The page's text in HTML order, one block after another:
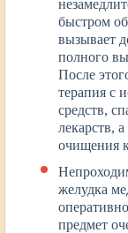
быстром
вызывает
полного
После
терапия с
средств,
лекарств,
очищения
желудка
предмет